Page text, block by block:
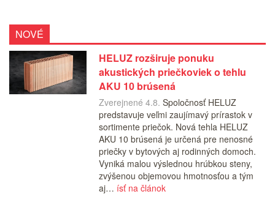
NOVÉ
HELUZ rozširuje ponuku
akustických priečkoviek o tehlu
AKU 10 brúsená
Zverejnené 4.8. Spoločnosť HELUZ
predstavuje veľmi zaujímavý prírastok v
sortimente priečok. Nová tehla HELUZ
AKU 10 brúsená je určená pre nenosné
priečky v bytových aj rodinných domoch.
Vyniká malou výslednou hrúbkou steny,
zvýšenou objemovou hmotnosťou a tým
aj… ísť na článok